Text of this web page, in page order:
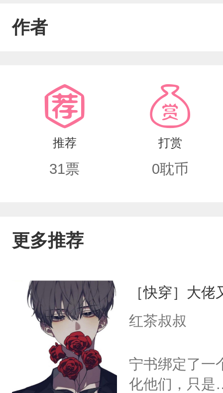
板的生念和消失的复生之术，带回了执
作者
推荐
31票
打赏
0耽币
更多推荐
［快穿］大
红茶叔叔
宁书绑定了一
化他们，只是